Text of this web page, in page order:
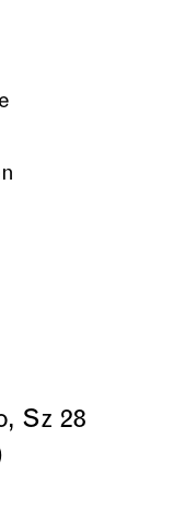
Sz 28